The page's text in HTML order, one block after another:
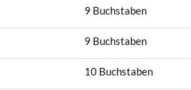
9 Buchstaben
9 Buchstaben
10 Buchstaben